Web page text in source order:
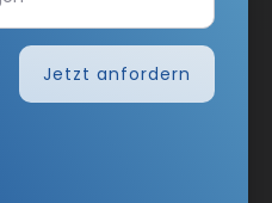
Jetzt anfordern